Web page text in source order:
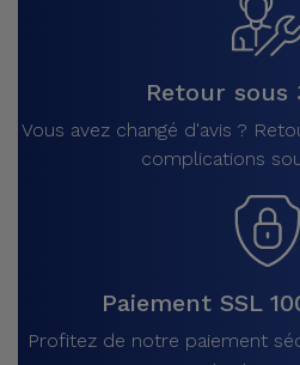
Retour sous
Vous avez changé d'avis ?
complications
Paiement SSL
Profitez de notre paiement